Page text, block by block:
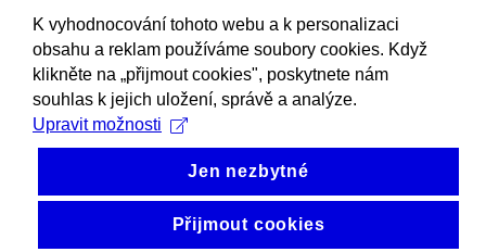
K vyhodnocování tohoto webu a k personalizaci
obsahu a reklam používáme soubory cookies. Když
klikněte na „přijmout cookies", poskytnete nám
souhlas k jejich uložení, správě a analýze.
Upravit možnosti
Jen nezbytné
Přijmout cookies